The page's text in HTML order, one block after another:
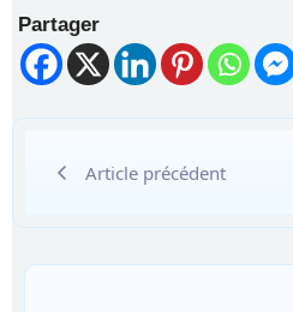
Partager
Article précédent